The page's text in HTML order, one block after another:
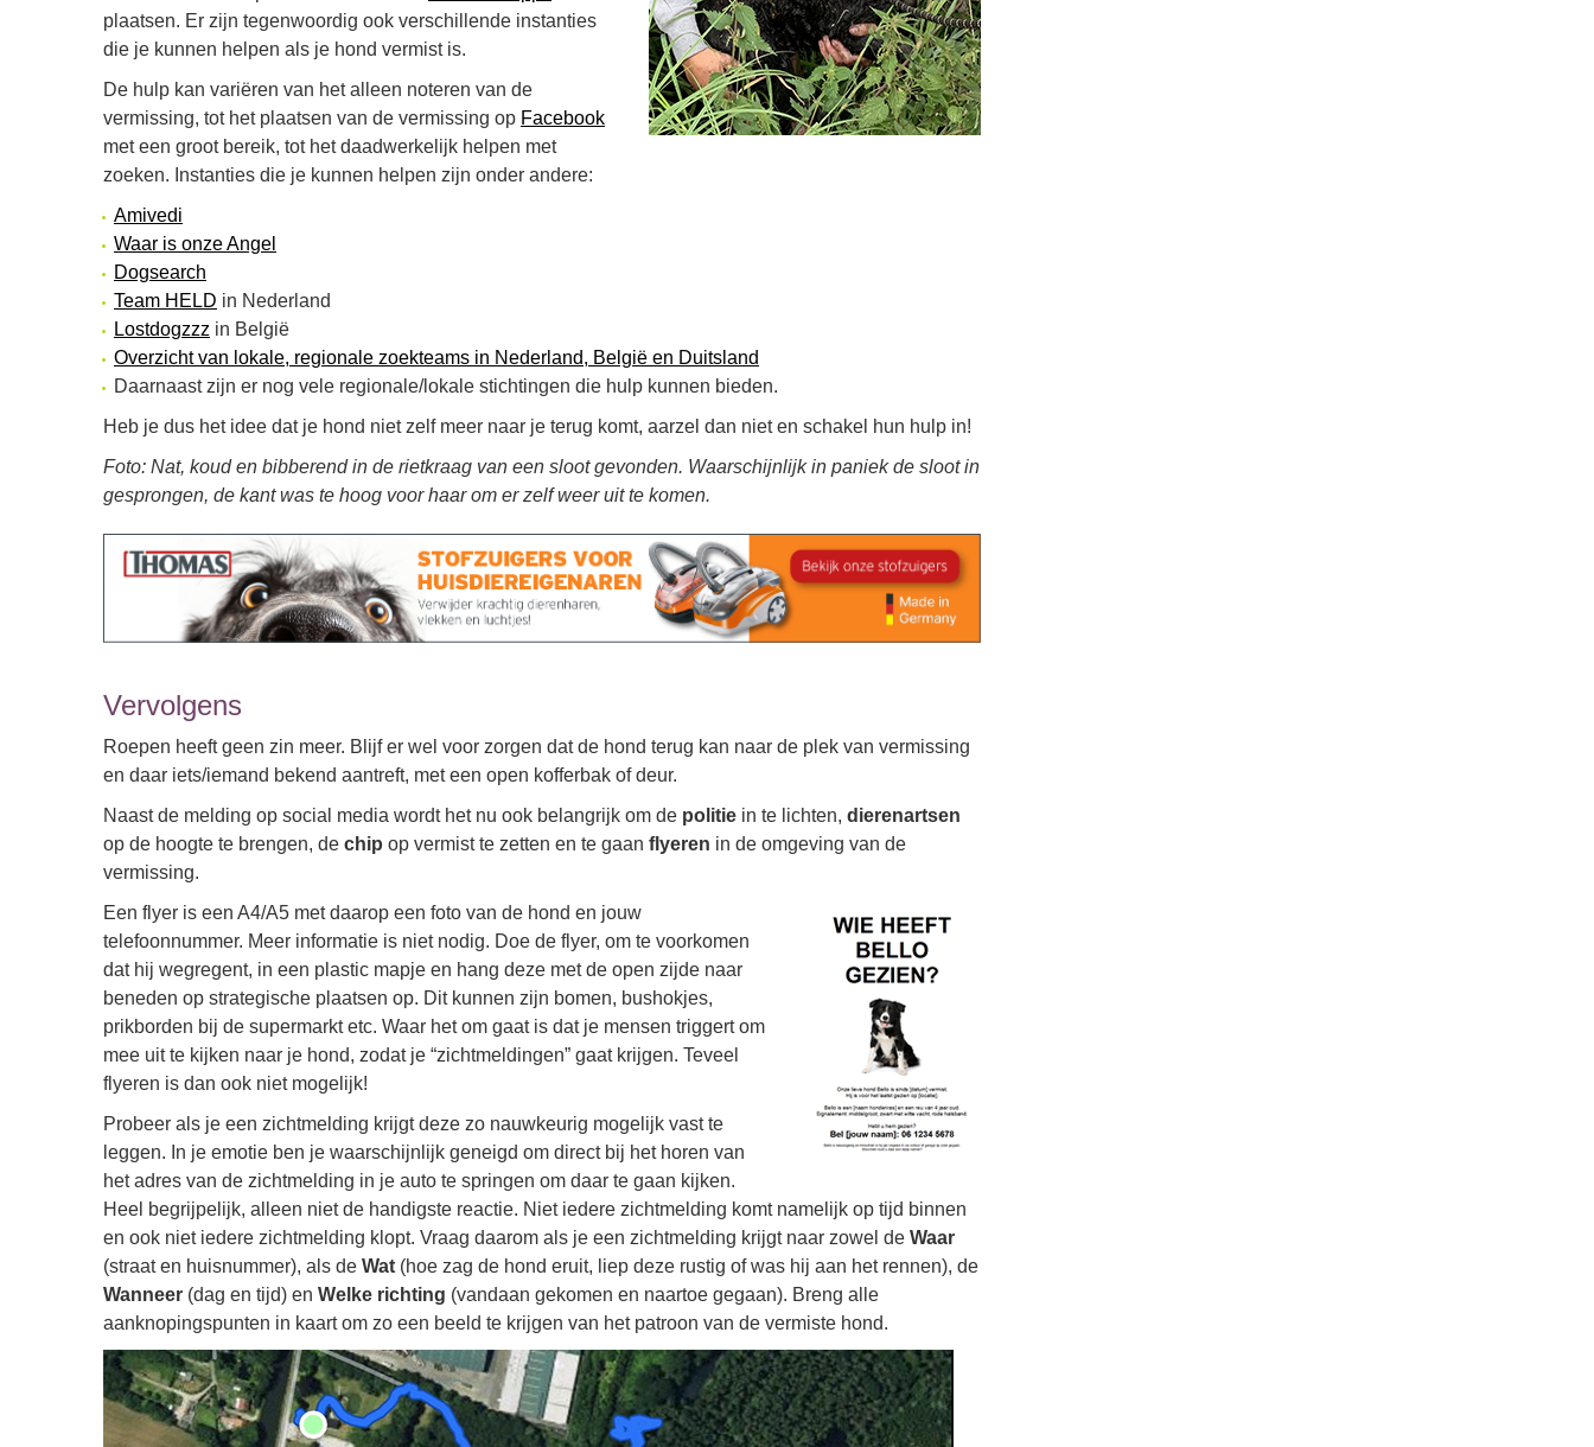
plaatsen. Er zijn tegenwoordig ook verschillende instanties
die je kunnen helpen als je hond vermist is.
De hulp kan variëren van het alleen noteren van de
vermissing, tot het plaatsen van de vermissing op Facebook
met een groot bereik, tot het daadwerkelijk helpen met
zoeken. Instanties die je kunnen helpen zijn onder andere:
Amivedi
Waar is onze Angel
Dogsearch
Team HELD in Nederland
Lostdogzzz in België
Overzicht van lokale, regionale zoekteams in Nederland, België en Duitsland
Daarnaast zijn er nog vele regionale/lokale stichtingen die hulp kunnen bieden.
Heb je dus het idee dat je hond niet zelf meer naar je terug komt, aarzel dan niet en schakel hun hulp in!
Foto: Nat, koud en bibberend in de rietkraag van een sloot gevonden. Waarschijnlijk in paniek de sloot in
gesprongen, de kant was te hoog voor haar om er zelf weer uit te komen.
Vervolgens
Roepen heeft geen zin meer. Blijf er wel voor zorgen dat de hond terug kan naar de plek van vermissing
en daar iets/iemand bekend aantreft, met een open kofferbak of deur.
Naast de melding op social media wordt het nu ook belangrijk om de politie in te lichten, dierenartsen
op de hoogte te brengen, de chip op vermist te zetten en te gaan flyeren in de omgeving van de
vermissing.
Een flyer is een A4/A5 met daarop een foto van de hond en jouw
telefoonnummer. Meer informatie is niet nodig. Doe de flyer, om te voorkomen
dat hij wegregent, in een plastic mapje en hang deze met de open zijde naar
beneden op strategische plaatsen op. Dit kunnen zijn bomen, bushokjes,
prikborden bij de supermarkt etc. Waar het om gaat is dat je mensen triggert om
mee uit te kijken naar je hond, zodat je “zichtmeldingen” gaat krijgen. Teveel
flyeren is dan ook niet mogelijk!
Probeer als je een zichtmelding krijgt deze zo nauwkeurig mogelijk vast te
leggen. In je emotie ben je waarschijnlijk geneigd om direct bij het horen van
het adres van de zichtmelding in je auto te springen om daar te gaan kijken.
Heel begrijpelijk, alleen niet de handigste reactie. Niet iedere zichtmelding komt namelijk op tijd binnen
en ook niet iedere zichtmelding klopt. Vraag daarom als je een zichtmelding krijgt naar zowel de Waar
(straat en huisnummer), als de Wat (hoe zag de hond eruit, liep deze rustig of was hij aan het rennen), de
Wanneer (dag en tijd) en Welke richting (vandaan gekomen en naartoe gegaan). Breng alle
aanknopingspunten in kaart om zo een beeld te krijgen van het patroon van de vermiste hond.